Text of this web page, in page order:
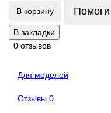
В корзину
В закладки
0 отзывов
Для моделей
Отзывы 0